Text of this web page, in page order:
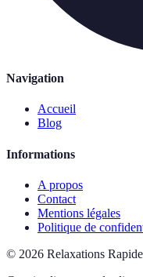
Navigation
Accueil
Blog
Informations
A propos
Contact
Mentions légales
Politique de
© 2026 Relaxations